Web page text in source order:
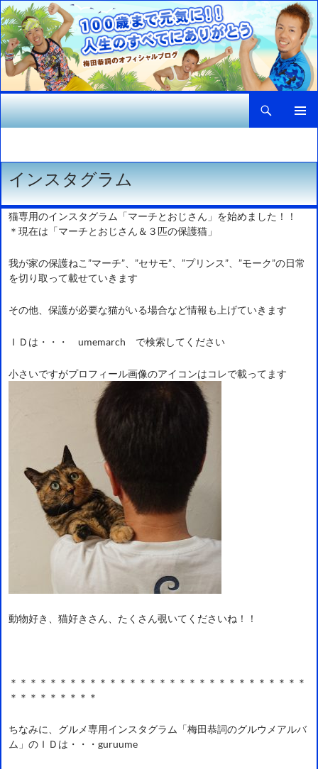
検
索
コ
ン
ツ
ス
キ
ッ
インスタグラム
猫専用のインスタグラム「マーチとおじさん」を始めました！！
＊現在は「マーチとおじさん＆３匹の保護猫」
我が家の保護ねこ”マーチ”、”セサモ”、”プリンス”、”モーク”の日常
を切り取って載せていきます
その他、保護が必要な猫がいる場合など情報も上げていきます
ＩＤは・・・ umemarch で検索してください
小さいですがプロフィール画像のアイコンはコレで載ってます
動物好き、猫好きさん、たくさん覗いてくださいね！！
＊＊＊＊＊＊＊＊＊＊＊＊＊＊＊＊＊＊＊＊＊＊＊＊＊＊＊＊＊＊
＊＊＊＊＊＊＊＊＊
ちなみに、グルメ専用インスタグラム「梅田恭詞のグルウメアルバ
ム」のＩＤは・・・guruume